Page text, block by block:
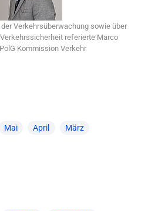
Verkehrsüberwachung sowie über
referierte Marco
Kommission Verkehr
Mai April März